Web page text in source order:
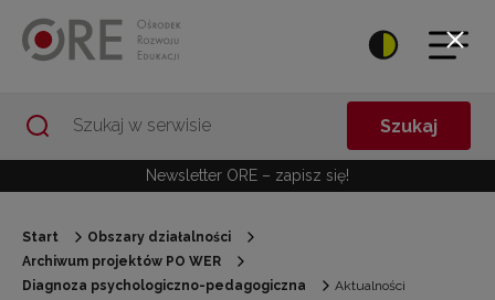
Szukaj
Newsletter ORE – zapisz się!
Start
Obszary działalności
Archiwum projektów PO WER
Diagnoza psychologiczno-pedagogiczna
Aktualności